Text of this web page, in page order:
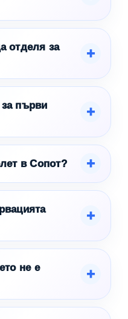
отделя за
първи
в Сопот?
не е